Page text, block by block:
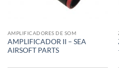
AMPLIFICADORES DE SOM
AMPLIFICADOR II – SEA
AIRSOFT PARTS